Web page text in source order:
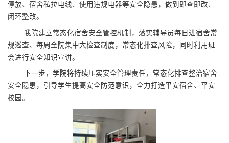
停放、 宿舍私拉电线、使用违规电器等安全隐患，做到即查即改、
闭环整改。
我院建立常态化宿舍安全管控机制，落实辅导员每日进宿舍常
规巡查、每周全院集中大检查制度，常态化排查风险 ，同时利用班
会进行安全知识宣讲。
下一步，学院将持续压实安全管理责任，常态化排查整治宿舍
安全隐患，引导学生提高安全防范意识，全力打造平安宿舍、平安
校园。